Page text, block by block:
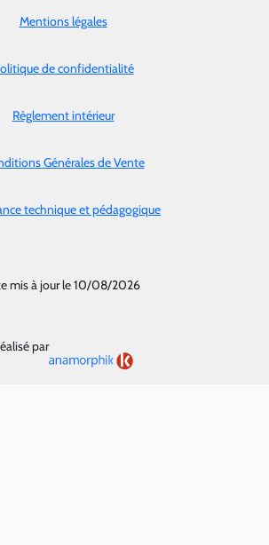
Mentions légales
de confidentialité
Règlement intérieur
Générales de Vente
technique et pédagogique
mis à jour le 10/08/2026
par